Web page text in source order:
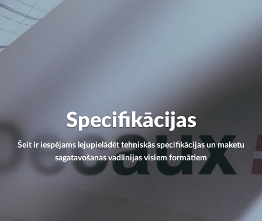
Specifikācijas
Šeit ir iespējams lejupielādēt tehniskās specifikācijas un maketu
sagatavošanas vadlīnijas visiem formātiem